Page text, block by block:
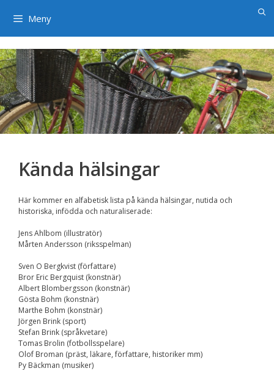
Meny
Kända hälsingar
Här kommer en alfabetisk lista på kända hälsingar, nutida och
historiska, infödda och naturaliserade:
Jens Ahlbom (illustratör)
Mårten Andersson (riksspelman)
Sven O Bergkvist (författare)
Bror Eric Bergquist (konstnär)
Albert Blombergsson (konstnär)
Gösta Bohm (konstnär)
Marthe Bohm (konstnär)
Jörgen Brink (sport)
Stefan Brink (språkvetare)
Tomas Brolin (fotbollsspelare)
Olof Broman (präst, läkare, författare, historiker mm)
Py Bäckman (musiker)
×
ska fungera.